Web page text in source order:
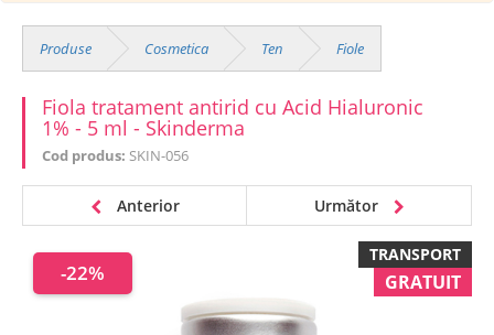
Produse Cosmetica Ten Fiole
Fiola tratament antirid cu Acid Hialuronic
1% - 5 ml - Skinderma
Cod produs: SKIN-056
Anterior Următor
TRANSPORT
GRATUIT
-22%